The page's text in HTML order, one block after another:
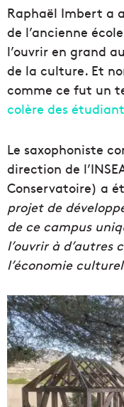
Raphaël Imbert a
de l’ancienne
l’ouvrir en grand
de la culture. Et
comme ce fut un
colère des
Le saxophoniste
direction de
Conservatoire) a
projet de
de ce campus
l’ouvrir à
l’économie